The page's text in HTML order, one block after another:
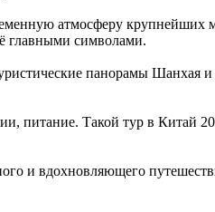
атмосферу крупнейших
главными символами.
панорамы Шанхая
питание. Такой тур в Китай
и вдохновляющего